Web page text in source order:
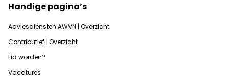
Handige pagina’s
Adviesdiensten AWVN | Overzicht
Contributief | Overzicht
Lid worden?
Vacatures